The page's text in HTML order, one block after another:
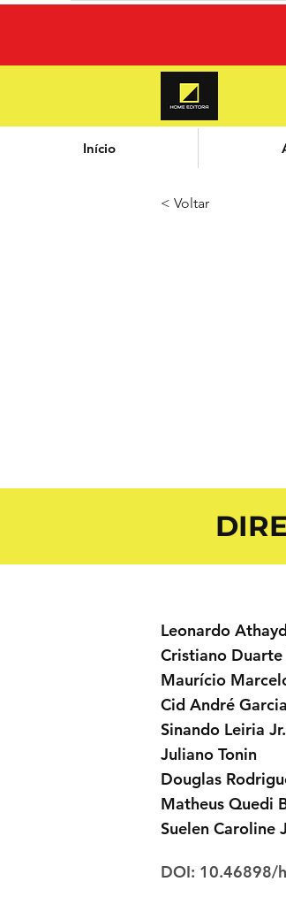
Início
< Voltar
Leonardo
Cristiano Duarte
Maurício
Cid André
Sinando Leiria Jr.
Juliano Tonin
Douglas
Matheus Quedi
Suelen Caroline
DOI: 10.46898/